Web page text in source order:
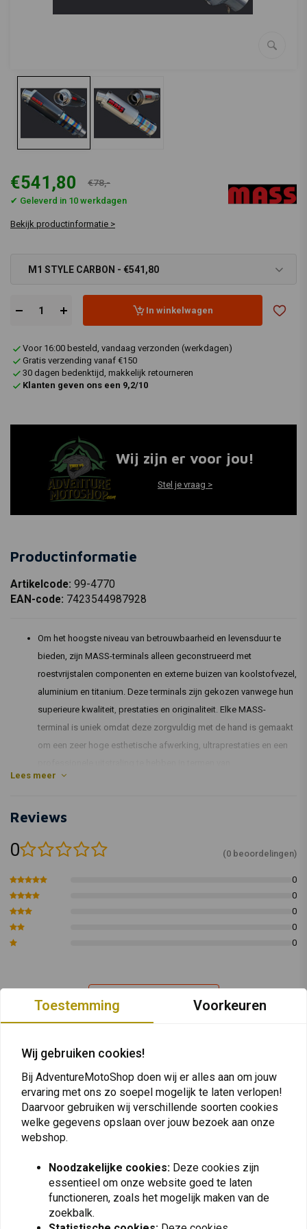
€541,80 €78,-
✔ Geleverd in 10 werkdagen
Bekijk productinformatie >
M1 STYLE CARBON - €541,80
In winkelwagen
Voor 16:00 besteld, vandaag verzonden (werkdagen)
Gratis verzending vanaf €150
30 dagen bedenktijd, makkelijk retourneren
Klanten geven ons een 9,2/10
Wij zijn er voor jou!
Stel je vraag >
Productinformatie
Artikelcode: 99-4770
EAN-code: 7423544987928
Om het hoogste niveau van betrouwbaarheid en levensduur te
bieden, zijn MASS-terminals alleen geconstrueerd met
roestvrijstalen componenten en externe buizen van koolstofvezel,
aluminium en titanium. Deze terminals zijn gekozen vanwege hun
superieure kwaliteit, prestaties en originaliteit. Elke MASS-
terminal is uniek omdat deze zorgvuldig met de hand is gemaakt
om een zeer hoge esthetische afwerking, ultraprestaties en een
productiekwaliteit.
markt worden gebruikt om de uitlaten te maken, en hun
Roestvrijstalen platen met een dikte van 8/10 mm, die de hoogste
Past op:Kawasaki Versys 650
M1 Style Titanium:Lengte: 350 mm
De "MASS"-sticker op de terminal die u hebt
gekocht, is mogelijk niet dezelfde als die op de
afbeelding.
Artikelcode: Kawasaki Versys 650 M1 Style Carb
Artikelcode: Kawasaki Versys 650 M1 Style Tit
Lees meer
Reviews
0 (0 beoordelingen)
0
0
0
0
0
Plaats ook een review
Vergelijkbare producten
Toestemming Voorkeuren
Wij gebruiken cookies!
Bij AdventureMotoShop doen wij er alles aan om jouw
ervaring met ons zo soepel mogelijk te laten verlopen!
Daarvoor gebruiken wij verschillende soorten cookies
welke gegevens opslaan over jouw bezoek aan onze
webshop.
Noodzakelijke cookies: Deze cookies zijn
essentieel om onze website goed te laten
functioneren, zoals het mogelijk maken van de
zoekbalk.